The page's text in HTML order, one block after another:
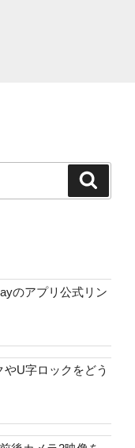
のアプリ公式リン
U字ロックをどう